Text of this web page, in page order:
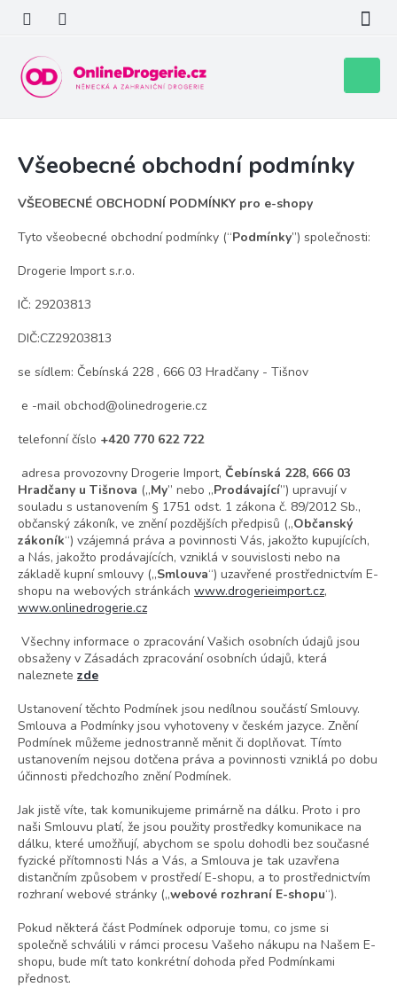
obsah
košík
Všeobecné obchodní podmínky
VŠEOBECNÉ OBCHODNÍ PODMÍNKY pro e-shopy
Tyto všeobecné obchodní podmínky (“Podmínky”) společnosti:
Drogerie Import s.r.o.
IČ: 29203813
DIČ:CZ29203813
se sídlem: Čebínská 228 , 666 03 Hradčany - Tišnov
e -mail obchod@olinedrogerie.cz
telefonní číslo +420 770 622 722
adresa provozovny Drogerie Import, Čebínská 228, 666 03
Hradčany u Tišnova („My” nebo „Prodávající”) upravují v
souladu s ustanovením § 1751 odst. 1 zákona č. 89/2012 Sb.,
občanský zákoník, ve znění pozdějších předpisů („Občanský
zákoník“) vzájemná práva a povinnosti Vás, jakožto kupujících,
a Nás, jakožto prodávajících, vzniklá v souvislosti nebo na
základě kupní smlouvy („Smlouva“) uzavřené prostřednictvím E-
shopu na webových stránkách www.drogerieimport.cz,
www.onlinedrogerie.cz
Všechny informace o zpracování Vašich osobních údajů jsou
obsaženy v Zásadách zpracování osobních údajů, která
naleznete zde
Ustanovení těchto Podmínek jsou nedílnou součástí Smlouvy.
Smlouva a Podmínky jsou vyhotoveny v českém jazyce. Znění
Podmínek můžeme jednostranně měnit či doplňovat. Tímto
ustanovením nejsou dotčena práva a povinnosti vzniklá po dobu
účinnosti předchozího znění Podmínek.
Jak jistě víte, tak komunikujeme primárně na dálku. Proto i pro
naši Smlouvu platí, že jsou použity prostředky komunikace na
dálku, které umožňují, abychom se spolu dohodli bez současné
fyzické přítomnosti Nás a Vás, a Smlouva je tak uzavřena
distančním způsobem v prostředí E-shopu, a to prostřednictvím
rozhraní webové stránky („webové rozhraní E-shopu“).
Pokud některá část Podmínek odporuje tomu, co jsme si
společně schválili v rámci procesu Vašeho nákupu na Našem E-
shopu, bude mít tato konkrétní dohoda před Podmínkami
přednost.